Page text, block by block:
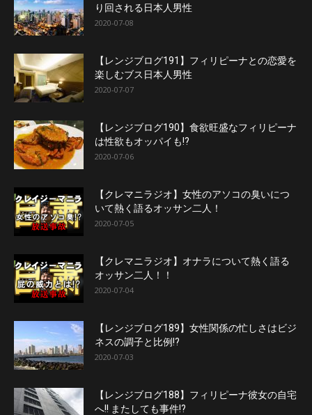
り回される日本人男性
2020-07-08
【レンジブログ191】フィリピーナとの恋愛を
楽しむブス日本人男性
2020-07-07
【レンジブログ190】食欲旺盛なフィリピーナ
は性欲もオッパイも!?
2020-07-06
【クレマニラジオ】女性のアソコの臭いにつ
いて熱く語るオッサン二人！
2020-07-05
【クレマニラジオ】オナラについて熱く語る
オッサン二人！！
2020-07-04
【レンジブログ189】女性関係の忙しさはビジ
ネスの調子と比例!?
2020-07-03
【レンジブログ188】フィリピーナ彼女の自宅
へ!! またしても事件!?